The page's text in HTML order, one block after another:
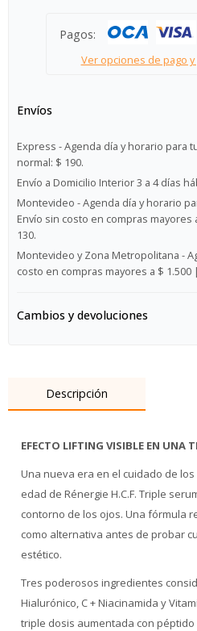
Pagos:
Ver opciones de pago
Envíos
Express - Agenda día y horario para
normal: $ 190.
Envío a Domicilio Interior 3 a 4 días
Montevideo - Agenda día y horario
Envío sin costo en compras mayores
130.
Montevideo y Zona Metropolitana -
costo en compras mayores a $ 1.500
Cambios y devoluciones
Descripción
EFECTO LIFTING VISIBLE EN UNA
Una nueva era en el cuidado de
edad de Rénergie H.C.F. Triple
contorno de los ojos. Una fórmula
como alternativa antes de probar
estético.
Tres poderosos ingredientes
Hialurónico, C + Niacinamida y
triple dosis aumentada con péptido